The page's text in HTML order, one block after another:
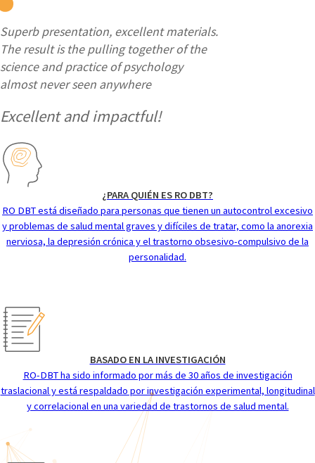
Superb presentation, excellent materials.
The result is the pulling together of the
science and practice of psychology
almost never seen anywhere
Excellent and impactful!
¿PARA QUIÉN ES RO DBT?
RO DBT está diseñado para personas que tienen un autocontrol excesivo
y problemas de salud mental graves y difíciles de tratar, como la anorexia
nerviosa, la depresión crónica y el trastorno obsesivo-compulsivo de la
personalidad.
BASADO EN LA INVESTIGACIÓN
RO-DBT ha sido informado por más de 30 años de investigación
traslacional y está respaldado por investigación experimental, longitudinal
y correlacional en una variedad de trastornos de salud mental.